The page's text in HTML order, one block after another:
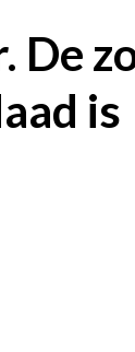
De
is